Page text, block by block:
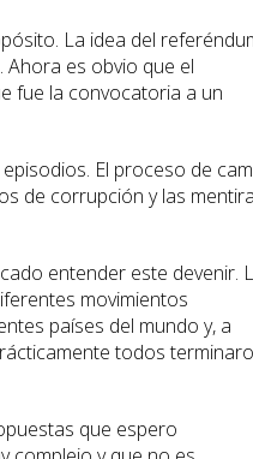
La idea del
Ahora es obvio que el
fue la convocatoria a un
El proceso de
de corrupción y las
entender este devenir.
movimientos
países del mundo y, a
todos
que espero